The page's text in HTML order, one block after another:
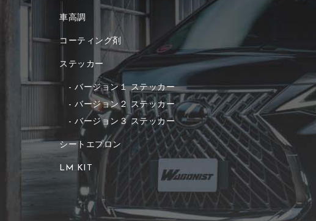
車高調
コーティング剤
ステッカー
バージョン１ ステッカー
バージョン２ ステッカー
バージョン３ ステッカー
シートエプロン
LM KIT